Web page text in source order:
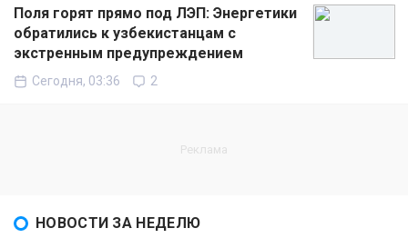
Поля горят прямо под ЛЭП: Энергетики
обратились к узбекистанцам с
экстренным предупреждением
Сегодня, 03:36 2
НОВОСТИ ЗА НЕДЕЛЮ